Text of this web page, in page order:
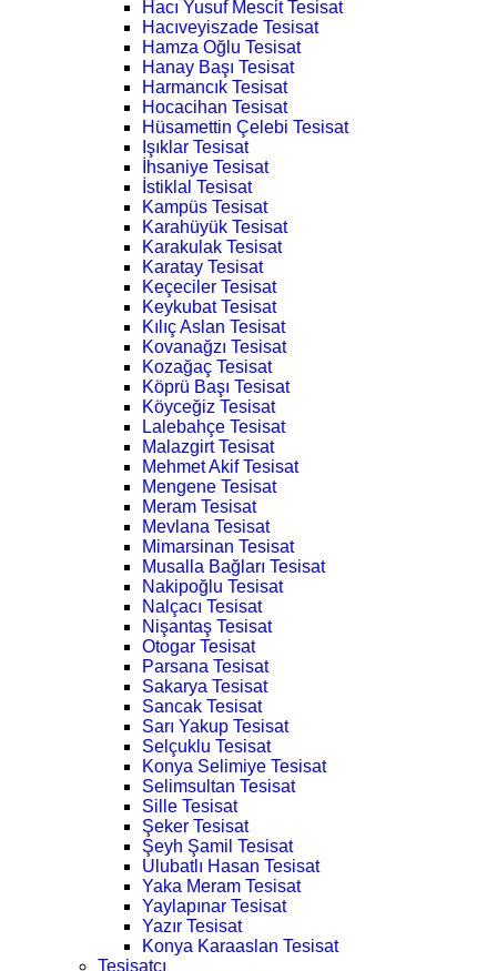
Hacı Yusuf Mescit Tesisat
Hacıveyiszade Tesisat
Hamza Oğlu Tesisat
Hanay Başı Tesisat
Harmancık Tesisat
Hocacihan Tesisat
Hüsamettin Çelebi Tesisat
Işıklar Tesisat
İhsaniye Tesisat
İstiklal Tesisat
Kampüs Tesisat
Karahüyük Tesisat
Karakulak Tesisat
Karatay Tesisat
Keçeciler Tesisat
Keykubat Tesisat
Kılıç Aslan Tesisat
Kovanağzı Tesisat
Kozağaç Tesisat
Köprü Başı Tesisat
Köyceğiz Tesisat
Lalebahçe Tesisat
Malazgirt Tesisat
Mehmet Akif Tesisat
Mengene Tesisat
Meram Tesisat
Mevlana Tesisat
Mimarsinan Tesisat
Musalla Bağları Tesisat
Nakipoğlu Tesisat
Nalçacı Tesisat
Nişantaş Tesisat
Otogar Tesisat
Parsana Tesisat
Sakarya Tesisat
Sancak Tesisat
Sarı Yakup Tesisat
Selçuklu Tesisat
Konya Selimiye Tesisat
Selimsultan Tesisat
Sille Tesisat
Şeker Tesisat
Şeyh Şamil Tesisat
Ulubatlı Hasan Tesisat
Yaka Meram Tesisat
Yaylapınar Tesisat
Yazır Tesisat
Konya Karaaslan Tesisat
Tesisatçı